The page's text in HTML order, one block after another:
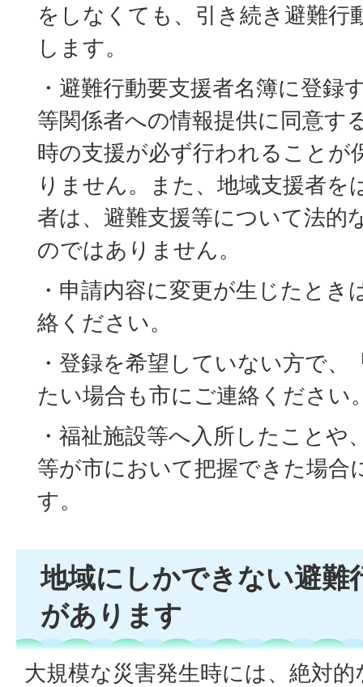
をしなくても、引き続き避難行
します。
・避難行動要支援者名簿に登録
等関係者への情報提供に同意す
時の支援が必ず行われることが
りません。また、地域支援者を
者は、避難支援等について法的
のではありません。
・申請内容に変更が生じたとき
絡ください。
・登録を希望していない方で、
たい場合も市にご連絡ください
・福祉施設等へ入所したことや
等が市において把握できた場合
す。
地域にしかできない避難
があります
大規模な災害発生時には、絶対